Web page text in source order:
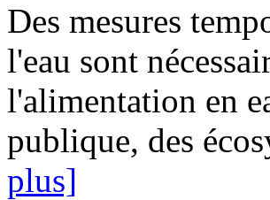
Des mesures
l'eau sont
l'alimentation en
publique, des
plus]